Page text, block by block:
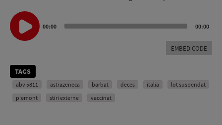
Audio
Player
00:00 00:00
EMBED CODE
TAGS
abv 5811 astrazeneca barbat deces italia
lot suspendat
piemont
stiri externe vaccinat